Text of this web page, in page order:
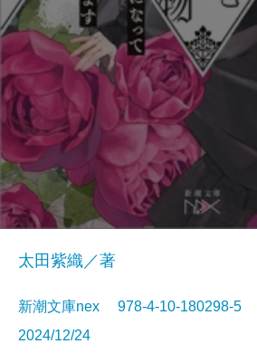
太田紫織／著
新潮文庫nex 978-4-10-180298-
2024/12/24